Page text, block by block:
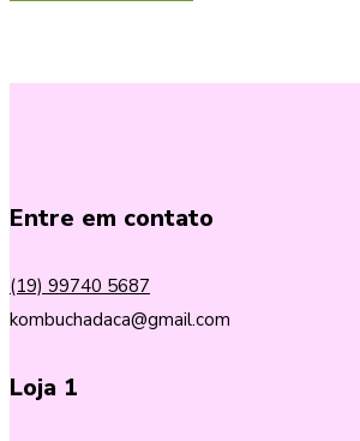
Entre em contato
(19) 99740 5687
kombuchadaca@gmail.com
Loja 1